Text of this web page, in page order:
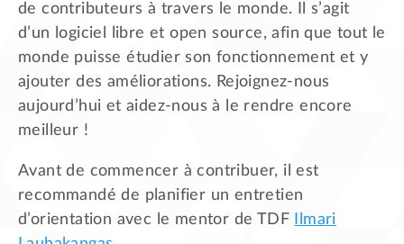
de contributeurs à travers le monde. Il s’agit
d’un logiciel libre et open source, afin que tout le
monde puisse étudier son fonctionnement et y
ajouter des améliorations. Rejoignez-nous
aujourd’hui et aidez-nous à le rendre encore
meilleur !
Avant de commencer à contribuer, il est
recommandé de planifier un entretien
d’orientation avec le mentor de TDF
Ilmari